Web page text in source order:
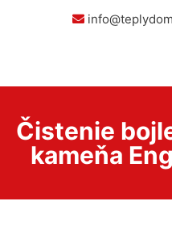
Čistenie
kameňa